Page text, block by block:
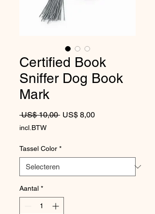
Certified Book
Sniffer Dog Book
Mark
US$ 10,00 Normale prijs
US$ 8,00Verkoopprijs
incl.BTW
Tassel Color *
Aantal *